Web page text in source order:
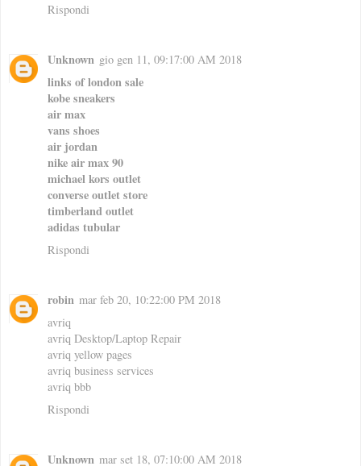
Rispondi
Unknown gio gen 11, 09:17:00 AM 2018
links of london sale
kobe sneakers
air max
vans shoes
air jordan
nike air max 90
michael kors outlet
converse outlet store
timberland outlet
adidas tubular
Rispondi
robin mar feb 20, 10:22:00 PM 2018
avriq
avriq Desktop/Laptop Repair
avriq yellow pages
avriq business services
avriq bbb
Rispondi
Unknown mar set 18, 07:10:00 AM 2018